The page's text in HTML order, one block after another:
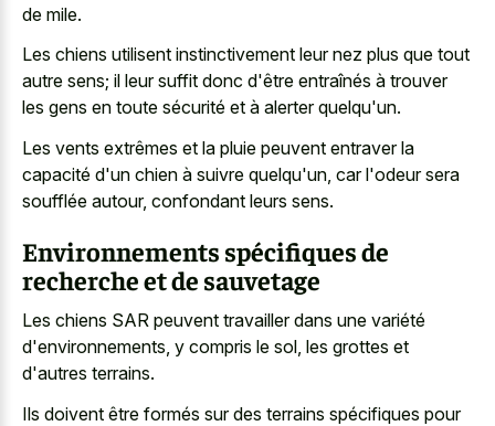
de mile.
Les chiens utilisent instinctivement leur nez plus que tout
autre sens; il leur suffit donc d'être entraînés à trouver
les gens en toute sécurité et à alerter quelqu'un.
Les vents extrêmes et la pluie peuvent entraver la
capacité d'un chien à suivre quelqu'un, car l'odeur sera
soufflée autour, confondant leurs sens.
Environnements spécifiques de
recherche et de sauvetage
Les chiens SAR peuvent travailler dans une variété
d'environnements, y compris le sol, les grottes et
d'autres terrains.
Ils doivent être formés sur des terrains spécifiques pour